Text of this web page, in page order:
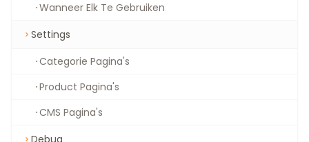
Wanneer Elk Te Gebruiken
Settings
Categorie Pagina's
Product Pagina's
CMS Pagina's
Debug